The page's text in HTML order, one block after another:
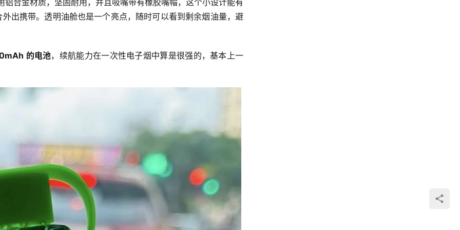
合金材质，坚固耐用，并且吸嘴带有橡胶嘴帽，这个小设计能有
出携带。透明油舱也是一个亮点，随时可以看到剩余烟油量，避
的电池，续航能力在一次性电子烟中算是很强的，基本上一